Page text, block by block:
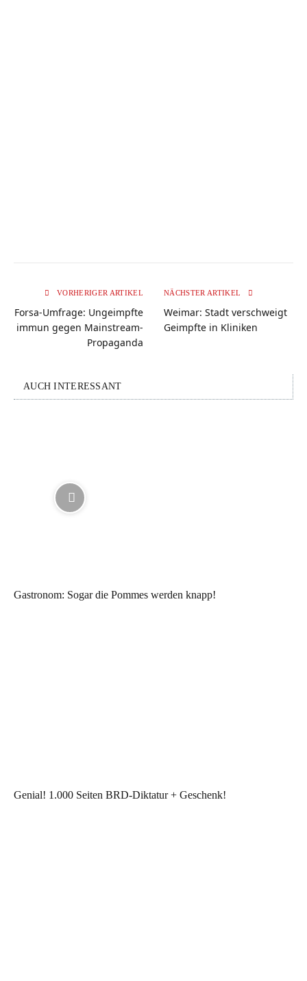
VORHERIGER ARTIKEL
Forsa-Umfrage: Ungeimpfte
immun gegen Mainstream-
Propaganda
NÄCHSTER ARTIKEL
Weimar: Stadt verschweigt
Geimpfte in Kliniken
AUCH INTERESSANT
Gastronom: Sogar die Pommes werden knapp!
Genial! 1.000 Seiten BRD-Diktatur + Geschenk!